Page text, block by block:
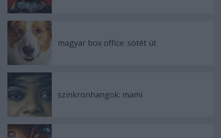
magyar box office: sötét út
szinkronhangok: mami